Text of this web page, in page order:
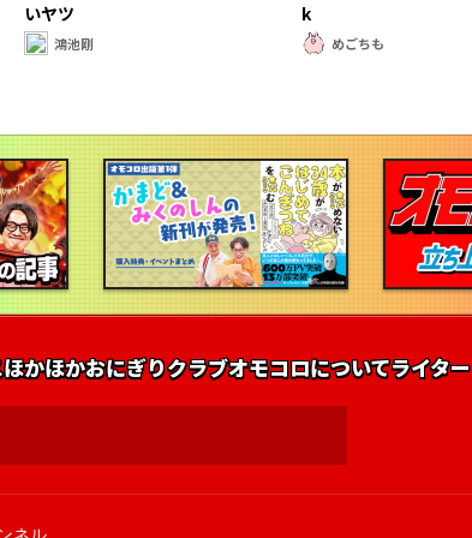
いヤツ
鴻池剛
k
めごちも
ほかほかおにぎりクラブオモコロについてライター
ネル